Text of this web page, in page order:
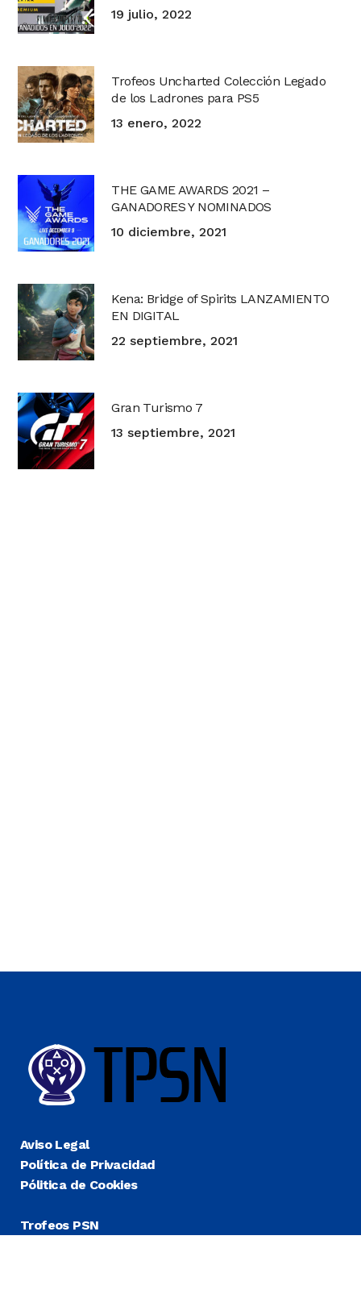
19 julio, 2022
Trofeos Uncharted Colección Legado
de los Ladrones para PS5
13 enero, 2022
THE GAME AWARDS 2021 –
GANADORES Y NOMINADOS
10 diciembre, 2021
Kena: Bridge of Spirits LANZAMIENTO
EN DIGITAL
22 septiembre, 2021
Gran Turismo 7
13 septiembre, 2021
Aviso Legal
Política de Privacidad
Pólitica de Cookies
Trofeos PSN